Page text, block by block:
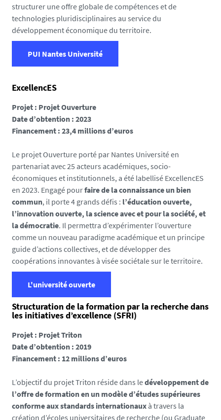
structurer une offre globale de compétences et de
technologies pluridisciplinaires au service du
développement économique du territoire.
PUI Nantes Université
ExcellencES
Projet : Projet Ouverture
Date d’obtention : 2023
Financement : 23,4 millions d’euros
Le projet Ouverture porté par Nantes Université en
partenariat avec 25 acteurs académiques, socio-
économiques et institutionnels, a été labellisé ExcellencES
en 2023. Engagé pourfaire de la connaissance un bien
commun, il porte 4 grands défis : l’éducation ouverte,
l’innovation ouverte, la science avec et pour la société, et
la démocratie. Il permettra d’expérimenter l’ouverture
comme un nouveau paradigme académique et un principe
guide d’actions collectives, et de développer des
coopérations innovantes à visée sociétale sur le territoire.
L'université ouverte
Structuration de la formation par la recherche dans
les initiatives d’excellence (SFRI)
Projet : Projet Triton
Date d’obtention : 2019
Financement : 12 millions d’euros
L’objectif du projet Triton réside dans ledéveloppement de
l’offre de formation en un modèle d’études supérieures
conforme aux standards internationaux à travers la
création d’écoles universitaires de recherche (ou Graduate